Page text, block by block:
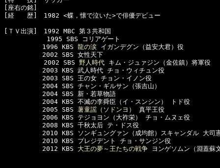
[座右の銘]
[経　　歴]　1982 <蝶，懐で泣いた>で俳優デビュー
[ＴＶ出演]　1992 MBC 第３共和国
      　　　1995 SBS コリアゲート
1996 KBS 龍の涙 イガンデグン（益安大君）役
2002 SBS 女性天下
  　　　　　2002 SBS
野人時代 キム・ジュァジン（金佐鎮）将軍役
2003 KBS 武人時代 チョ・ウィチュン役
2003 SBS 王の女 チョン・イノン役
2004 SBS チャン・ギルサン（張吉山）
2004 SBS 新・若草物語
2004 KBS 不滅の李舜臣（イ・スンシン） トド役
2005 SBS 薯童謡（ソドンヨ）
真平王役
2006 KBS テジョヨン（大祚栄） チョ・ムヌェ役
2008 KBS 千秋太后 テ・ドス役
2010 KBS ソンギュングァン（成均館）スキャンダル 大司憲
2010 KBS プレジデント チョ・サンジン役
2012 KBS 大王の夢～王たちの戦争 ヨンゲソムン（淵蓋蘇